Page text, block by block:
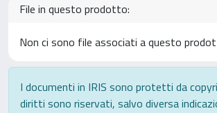
File in questo prodotto:
Non ci sono file associati a questo
I documenti in IRIS sono protetti da
diritti sono riservati, salvo diversa